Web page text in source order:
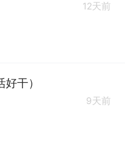
12天前
干）
9天前